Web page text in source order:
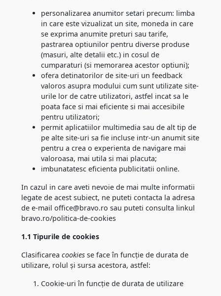
personalizarea anumitor setari precum: limba
in care este vizualizat un site, moneda in care
se exprima anumite preturi sau tarife,
pastrarea optiunilor pentru diverse produse
(masuri, alte detalii etc.) in cosul de
cumparaturi (si memorarea acestor optiuni);
ofera detinatorilor de site-uri un feedback
valoros asupra modului cum sunt utilizate site-
urile lor de catre utilizatori, astfel incat sa le
poata face si mai eficiente si mai accesibile
pentru utilizatori;
permit aplicatiilor multimedia sau de alt tip de
pe alte site-uri sa fie incluse intr-un anumit site
pentru a crea o experienta de navigare mai
valoroasa, mai utila si mai placuta;
imbunatatesc eficienta publicitatii online.
In cazul in care aveti nevoie de mai multe informatii
legate de acest subiect, ne puteti contacta la adresa
de e-mail office@bravo.ro sau puteti consulta linkul
bravo.ro/politica-de-cookies
1.1 Tipurile de cookies
Clasificarea cookiesse face în funcție de durata de
utilizare, rolul și sursa acestora, astfel:
Cookie-uri în funcție de durata de utilizare